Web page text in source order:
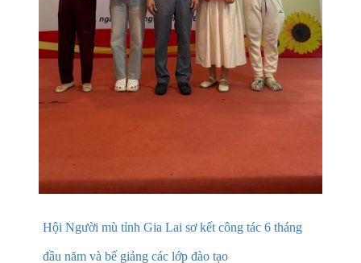
Hội Người mù tỉnh Gia Lai sơ kết công tác 6 tháng
đầu năm và bế giảng các lớp đào tạo